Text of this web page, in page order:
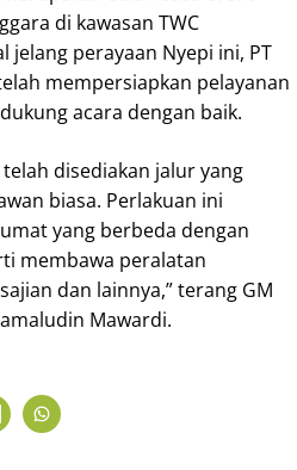
di kawasan TWC
jelang perayaan Nyepi ini, PT
mempersiapkan pelayanan
acara dengan baik.
disediakan jalur yang
biasa. Perlakuan ini
yang berbeda dengan
membawa peralatan
dan lainnya,” terang GM
Mawardi.